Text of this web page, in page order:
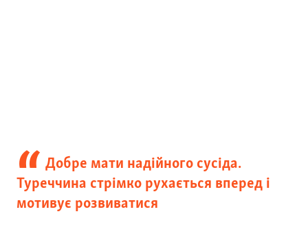
Добре мати надійного сусіда.
Туреччина стрімко рухається вперед і
мотивує розвиватися